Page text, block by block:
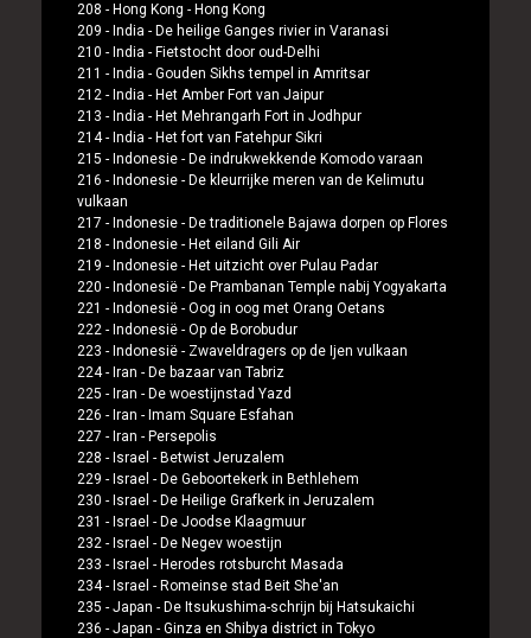
208 - Hong Kong - Hong Kong
209 - India - De heilige Ganges rivier in Varanasi
210 - India - Fietstocht door oud-Delhi
211 - India - Gouden Sikhs tempel in Amritsar
212 - India - Het Amber Fort van Jaipur
213 - India - Het Mehrangarh Fort in Jodhpur
214 - India - Het fort van Fatehpur Sikri
215 - Indonesie - De indrukwekkende Komodo varaan
216 - Indonesie - De kleurrijke meren van de Kelimutu
vulkaan
217 - Indonesie - De traditionele Bajawa dorpen op Flores
218 - Indonesie - Het eiland Gili Air
219 - Indonesie - Het uitzicht over Pulau Padar
220 - Indonesië - De Prambanan Temple nabij Yogyakarta
221 - Indonesië - Oog in oog met Orang Oetans
222 - Indonesië - Op de Borobudur
223 - Indonesië - Zwaveldragers op de Ijen vulkaan
224 - Iran - De bazaar van Tabriz
225 - Iran - De woestijnstad Yazd
226 - Iran - Imam Square Esfahan
227 - Iran - Persepolis
228 - Israel - Betwist Jeruzalem
229 - Israel - De Geboortekerk in Bethlehem
230 - Israel - De Heilige Grafkerk in Jeruzalem
231 - Israel - De Joodse Klaagmuur
232 - Israel - De Negev woestijn
233 - Israel - Herodes rotsburcht Masada
234 - Israel - Romeinse stad Beit She'an
235 - Japan - De Itsukushima-schrijn bij Hatsukaichi
236 - Japan - Ginza en Shibya district in Tokyo